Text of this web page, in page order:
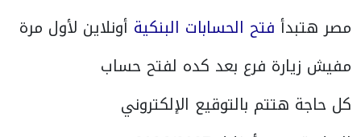
مصر هتبدأ فتح الحسابات البنكية أونلاين لأول مرة
مفيش زيارة فرع بعد كده لفتح حساب
كل حاجة هتتم بالتوقيع الإلكتروني